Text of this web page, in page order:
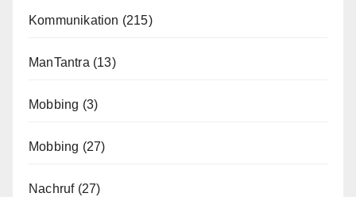
Kommunikation (215)
ManTantra (13)
Mobbing (3)
Mobbing (27)
Nachruf(27)